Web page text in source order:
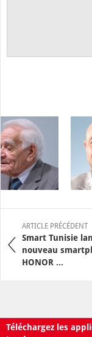
ARTICLE PRÉCÉDENT
Smart Tunisie
nouveau
HONOR ...
Téléchargez les